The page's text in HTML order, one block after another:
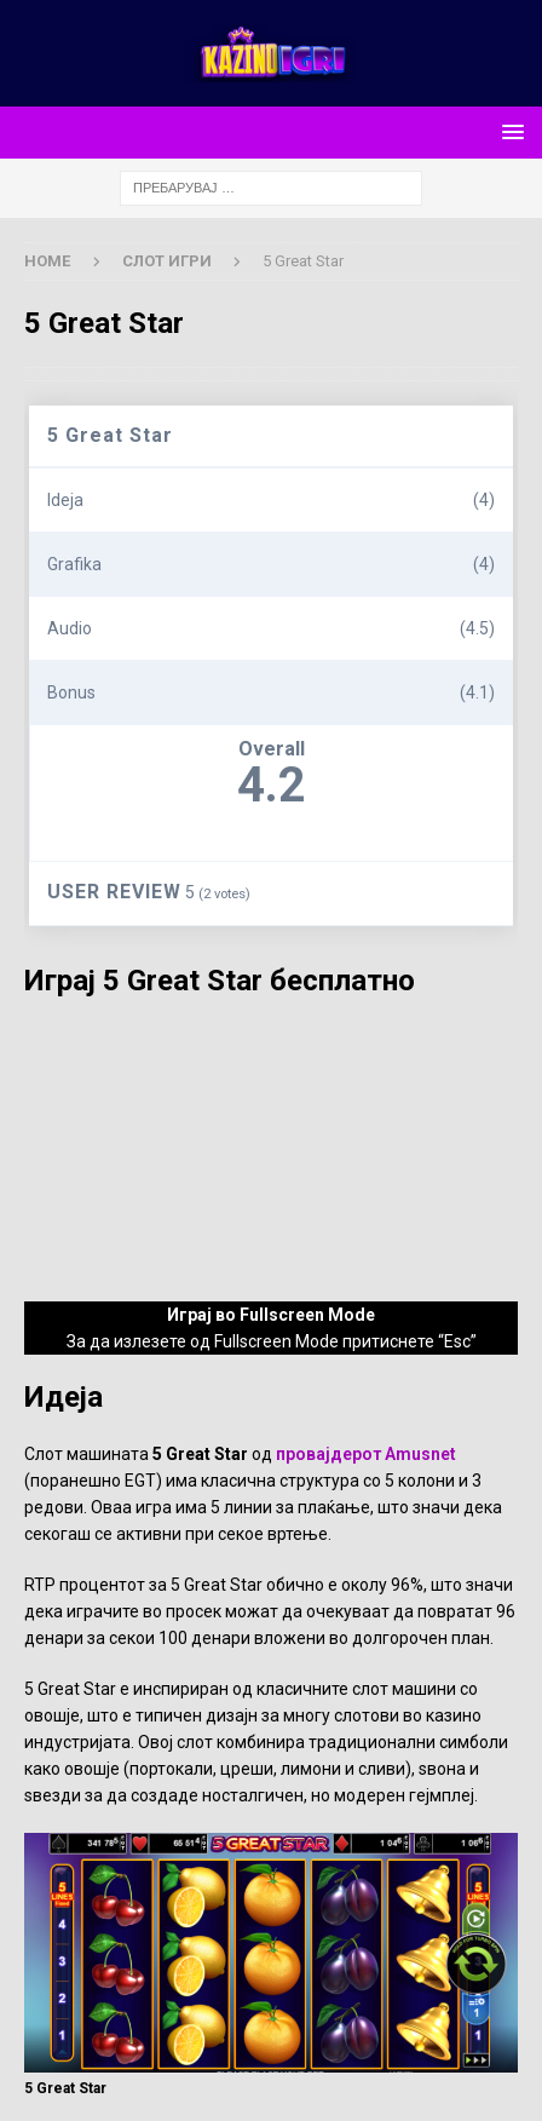
HOME СЛОТ ИГРИ 5 Great Star
5 Great Star
5 Great Star
Ideja (4)
Grafika (4)
Audio (4.5)
Bonus (4.1)
Overall
4.2
USER REVIEW 5 (2 votes)
Играј 5 Great Star бесплатно
Играј во Fullscreen Mode
За да излезете од Fullscreen Mode притиснете “Esc”
Идеја
Слот машината 5 Great Star од провајдерот Amusnet
(поранешно EGT) има класична структура со 5 колони и 3
редови. Оваа игра има 5 линии за плаќање, што значи дека
секогаш се активни при секое вртење.
RTP процентот за 5 Great Star обично е околу 96%, што значи
дека играчите во просек можат да очекуваат да повратат 96
денари за секои 100 денари вложени во долгорочен план.
5 Great Star е инспириран од класичните слот машини со
овошје, што е типичен дизајн за многу слотови во казино
индустријата. Овој слот комбинира традиционални симболи
како овошје (портокали, цреши, лимони и сливи), ѕвона и
ѕвезди за да создаде носталгичен, но модерен гејмплеј.
5 Great Star